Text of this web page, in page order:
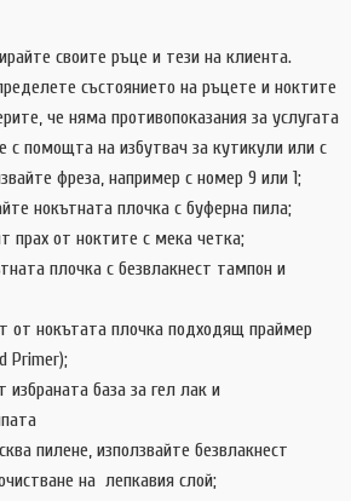
своите ръце и тези на клиента.
състоянието на ръцете и ноктите
че няма противопоказания за услугата
с помощта на избутвач за кутикули или с
фреза, например с номер 9 или 1;
нокътната плочка с буферна пила;
прах от ноктите с мека четка;
плочка с безвлакнест тампон и
от нокътата плочка подходящ праймер
Primer);
избраната база за гел лак и
пилене, използвайте безвлакнест
на лепкавия слой;